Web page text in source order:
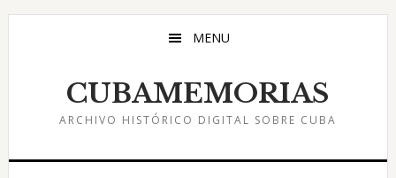
Saltar
Saltar
Saltar
MENU
CUBAMEMORIAS
ARCHIVO HISTÓRICO DIGITAL SOBRE CUBA